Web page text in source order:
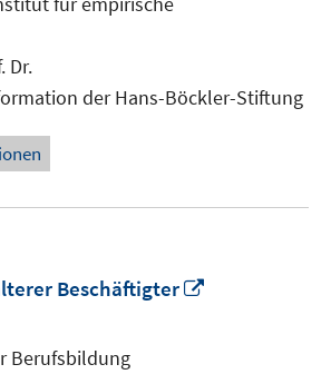
Fenster
Dr.
der Hans-Böckler-Stiftung
Beschäftigter
Berufsbildung